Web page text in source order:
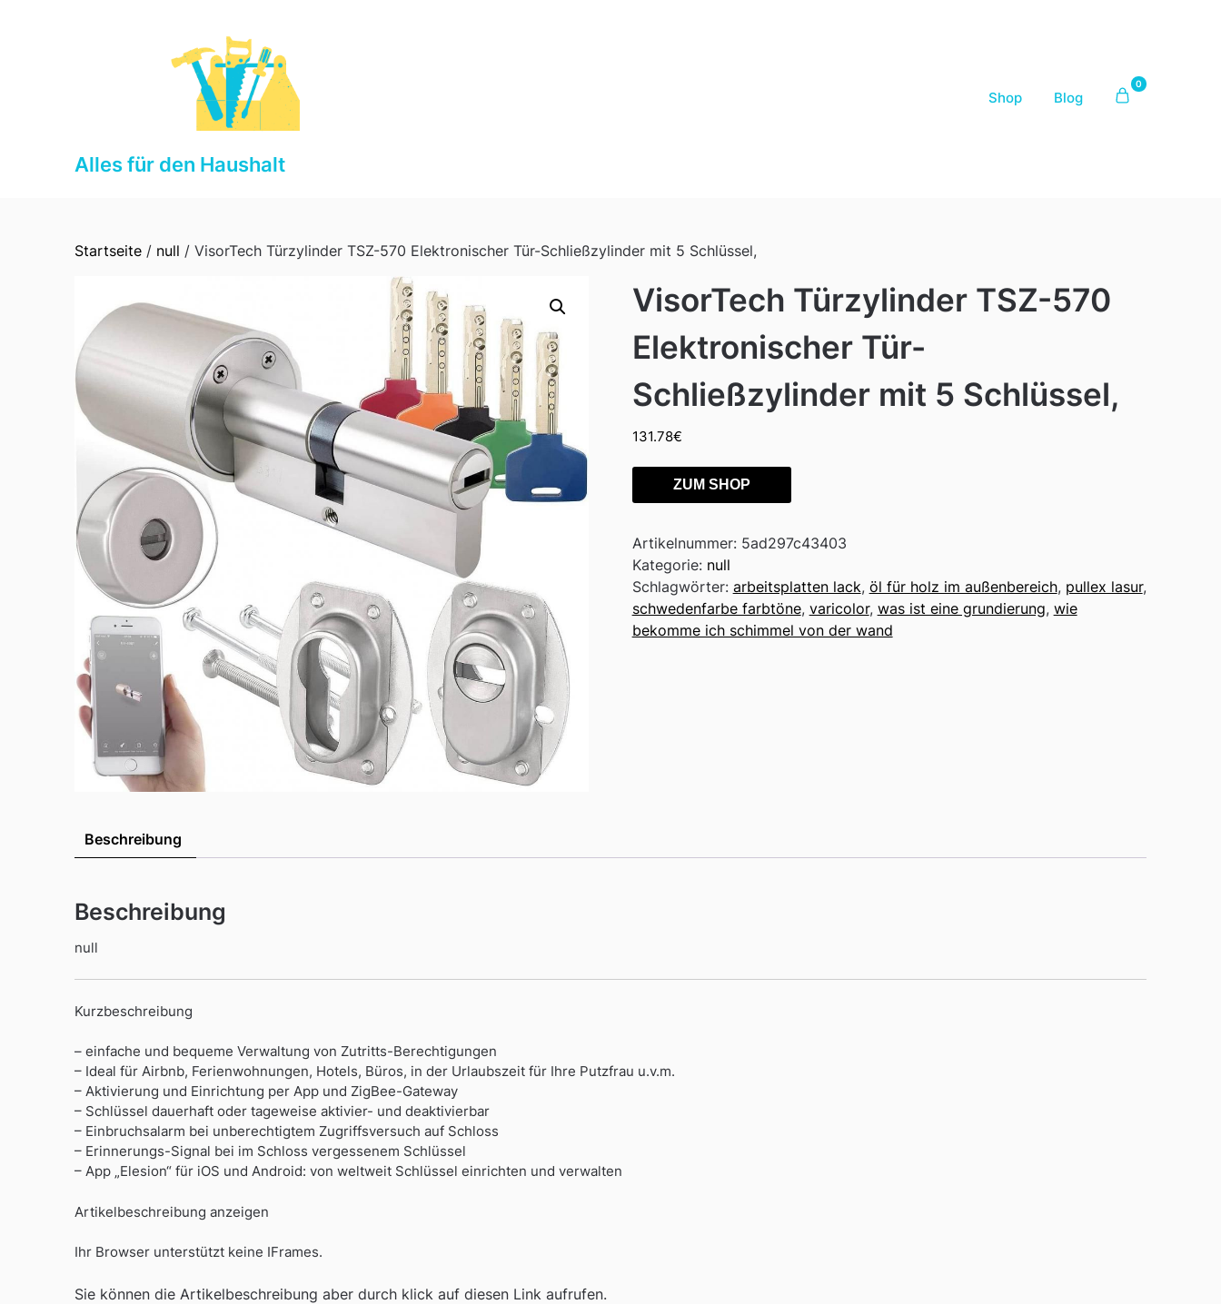
Alles für den Haushalt
Shop Blog
0
Startseite / null / VisorTech Türzylinder TSZ-570 Elektronischer Tür-Schließzylinder mit 5 Schlüssel,
VisorTech Türzylinder TSZ-570
Elektronischer Tür-
Schließzylinder mit 5 Schlüssel,
131.78€
ZUM SHOP
Artikelnummer: 5ad297c43403
Kategorie: null
Schlagwörter: arbeitsplatten lack, öl für holz im außenbereich, pullex lasur,
schwedenfarbe farbtöne, varicolor, was ist eine grundierung, wie
bekomme ich schimmel von der wand
Beschreibung
Beschreibung
null
Kurzbeschreibung
– einfache und bequeme Verwaltung von Zutritts-Berechtigungen
– Ideal für Airbnb, Ferienwohnungen, Hotels, Büros, in der Urlaubszeit für Ihre Putzfrau u.v.m.
– Aktivierung und Einrichtung per App und ZigBee-Gateway
– Schlüssel dauerhaft oder tageweise aktivier- und deaktivierbar
– Einbruchsalarm bei unberechtigtem Zugriffsversuch auf Schloss
– Erinnerungs-Signal bei im Schloss vergessenem Schlüssel
– App „Elesion“ für iOS und Android: von weltweit Schlüssel einrichten und verwalten
Artikelbeschreibung anzeigen
Ihr Browser unterstützt keine IFrames.
Sie können die Artikelbeschreibung aber durch klick auf diesen Link aufrufen.